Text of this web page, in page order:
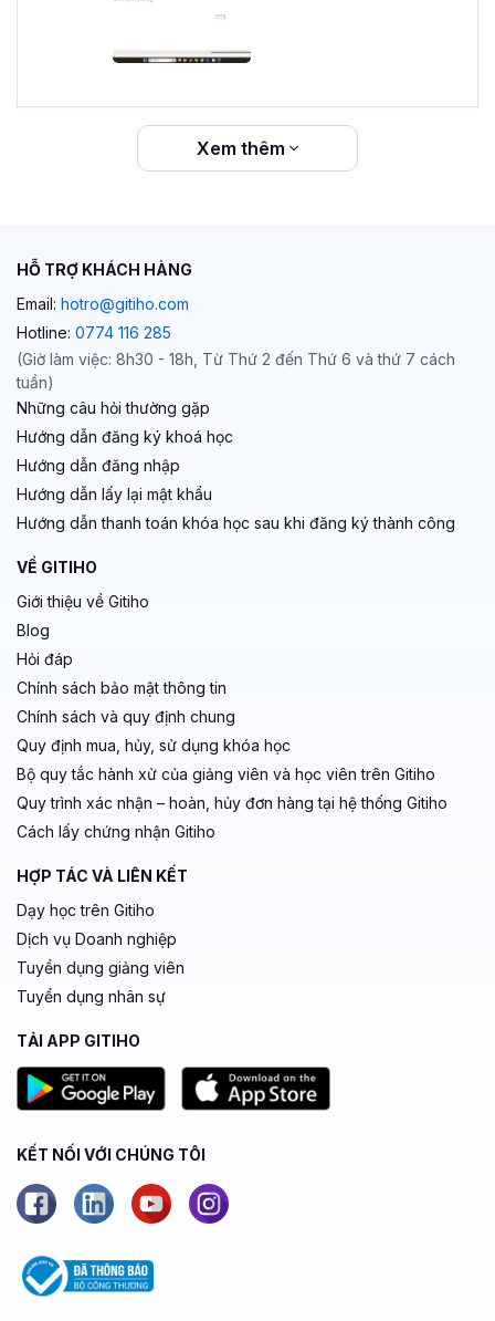
Xem thêm
HỖ TRỢ KHÁCH HÀNG
Email: hotro@gitiho.com
Hotline: 0774 116 285
(Giờ làm việc: 8h30 - 18h, Từ Thứ 2 đến Thứ 6 và thứ 7 cách
tuần)
Những câu hỏi thường gặp
Hướng dẫn đăng ký khoá học
Hướng dẫn đăng nhập
Hướng dẫn lấy lại mật khẩu
Hướng dẫn thanh toán khóa học sau khi đăng ký thành công
VỀ GITIHO
Giới thiệu về Gitiho
Blog
Hỏi đáp
Chính sách bảo mật thông tin
Chính sách và quy định chung
Quy định mua, hủy, sử dụng khóa học
Bộ quy tắc hành xử của giảng viên và học viên trên Gitiho
Quy trình xác nhận – hoàn, hủy đơn hàng tại hệ thống Gitiho
Cách lấy chứng nhận Gitiho
HỢP TÁC VÀ LIÊN KẾT
Dạy học trên Gitiho
Dịch vụ Doanh nghiệp
Tuyển dụng giảng viên
Tuyển dụng nhân sự
TẢI APP GITIHO
KẾT NỐI VỚI CHÚNG TÔI